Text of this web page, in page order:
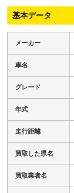
基本データ
メーカー
車名
グレード
年式
走行距離
買取した県名
買取業者名